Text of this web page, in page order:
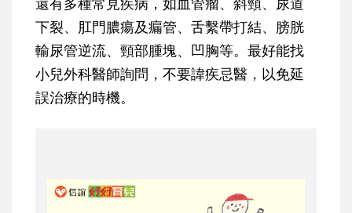
下裂、肛門膿瘍及瘺管、舌繫帶打結、膀胱
輸尿管逆流、頸部腫塊、凹胸等。最好能找
小兒外科醫師詢問，不要諱疾忌醫，以免延
誤治療的時機。